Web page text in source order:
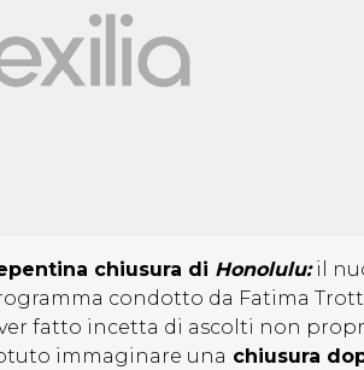
chiusura di Honolulu:il
condotto da Fatima
fatto incetta di ascolti non
immaginare una chiusura